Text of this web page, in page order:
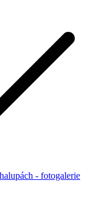
- fotogalerie